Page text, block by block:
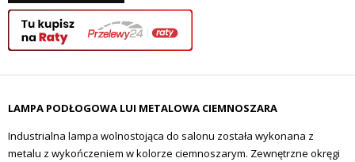
LAMPA PODŁOGOWA LUI METALOWA CIEMNOSZARA
Industrialna lampa wolnostojąca do salonu została wykonana z
metalu z wykończeniem w kolorze ciemnoszarym. Zewnętrzne okręgi